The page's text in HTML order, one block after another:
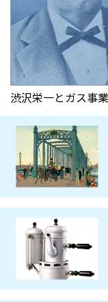
渋沢栄一とガス事業